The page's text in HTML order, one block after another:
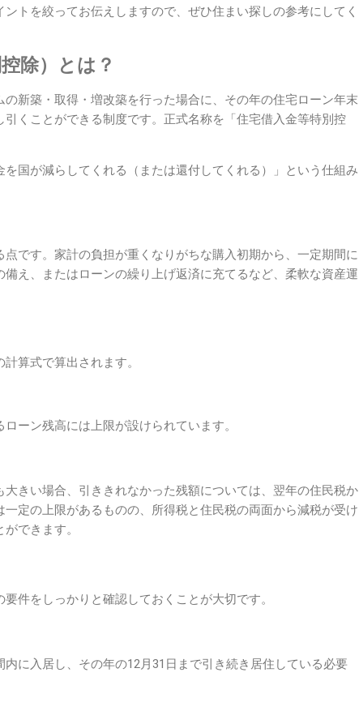
トを絞ってお伝えしますので、ぜひ住まい探しの参考にしてく
除）とは？
新築・取得・増改築を行った場合に、その年の住宅ローン年末
くことができる制度です。正式名称を「住宅借入金等特別控
国が減らしてくれる（または還付してくれる）」という仕組み
です。家計の負担が重くなりがちな購入初期から、一定期間に
え、またはローンの繰り上げ返済に充てるなど、柔軟な資産運
算式で算出されます。
ーン残高には上限が設けられています。
きい場合、引ききれなかった残額については、翌年の住民税か
定の上限があるものの、所得税と住民税の両面から減税が受け
できます。
件をしっかりと確認しておくことが大切です。
に入居し、その年の12月31日まで引き続き居住している必要